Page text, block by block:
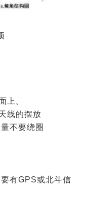
上。
线的摆放
不要绕圈
有GPS或北斗信